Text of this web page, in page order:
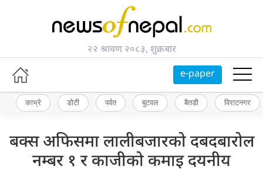
२२ श्रावण २०८३, शुक्रबार
e-paper
काभ्रे डोटी पर्वत बुटवल बैतडी विराटनगर
बक्स अफिसमा लालीबजारको दबदबारोल
नम्बर १ र काजीको कमाइ दयनीय